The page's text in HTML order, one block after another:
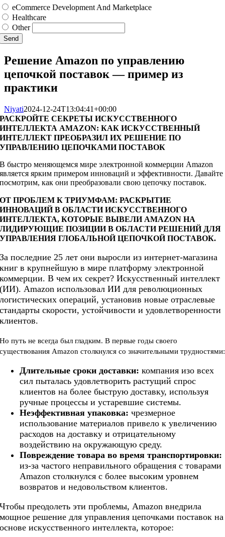
eCommerce Development And Marketplace
Healthcare
Other
Send
Решение Amazon по управлению
цепочкой поставок — пример из
практики
Niyati2024-12-24T13:04:41+00:00
РАСКРОЙТЕ СЕКРЕТЫ ИСКУССТВЕННОГО
ИНТЕЛЛЕКТА AMAZON: КАК ИСКУССТВЕННЫЙ
ИНТЕЛЛЕКТ ПРЕОБРАЗИЛ ИХ РЕШЕНИЕ ПО
УПРАВЛЕНИЮ ЦЕПОЧКАМИ ПОСТАВОК
В быстро меняющемся мире электронной коммерции Amazon
является ярким примером инноваций и эффективности. Давайте
посмотрим, как они преобразовали свою цепочку поставок.
ОТ ПРОБЛЕМ К ТРИУМФАМ: РАСКРЫТИЕ
ИННОВАЦИЙ В ОБЛАСТИ ИСКУССТВЕННОГО
ИНТЕЛЛЕКТА, КОТОРЫЕ ВЫВЕЛИ AMAZON НА
ЛИДИРУЮЩИЕ ПОЗИЦИИ В ОБЛАСТИ РЕШЕНИЙ ДЛЯ
УПРАВЛЕНИЯ ГЛОБАЛЬНОЙ ЦЕПОЧКОЙ ПОСТАВОК.
За последние 25 лет они выросли из интернет-магазина
книг в крупнейшую в мире платформу электронной
коммерции. В чем их секрет? Искусственный интеллект
(ИИ). Amazon использовал ИИ для революционных
логистических операций, установив новые отраслевые
стандарты скорости, устойчивости и удовлетворенности
клиентов.
Но путь не всегда был гладким. В первые годы своего
существования Amazon столкнулся со значительными трудностями:
Длительные сроки доставки: компания изо всех
сил пыталась удовлетворить растущий спрос
клиентов на более быструю доставку, используя
ручные процессы и устаревшие системы.
Неэффективная упаковка: чрезмерное
использование материалов привело к увеличению
расходов на доставку и отрицательному
воздействию на окружающую среду.
Повреждение товара во время транспортировки:
из-за частого неправильного обращения с товарами
Amazon столкнулся с более высоким уровнем
возвратов и недовольством клиентов.
Чтобы преодолеть эти проблемы, Amazon внедрила
мощное решение для управления цепочками поставок на
основе искусственного интеллекта, которое: